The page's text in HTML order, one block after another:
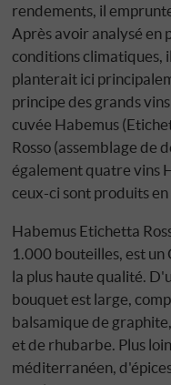
rendements, il
Après avoir analysé en
conditions climatiques,
planterait ici
principe des grands
cuvée Habemus
Rosso (assemblage de
également quatre vins
ceux-ci sont produits
Habemus Etichetta
1.000 bouteilles, est
la plus haute qualité.
bouquet est large,
balsamique de
et de rhubarbe. Plus
méditerranéen,